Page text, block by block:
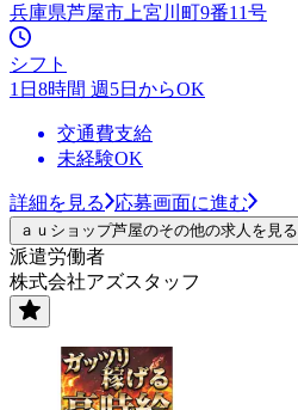
兵庫県芦屋市上宮川町9番11号
シフト
1日8時間 週5日からOK
交通費支給
未経験OK
詳細を見る 応募画面に進む
ａｕショップ芦屋のその他の求人を見る
派遣労働者
株式会社アズスタッフ